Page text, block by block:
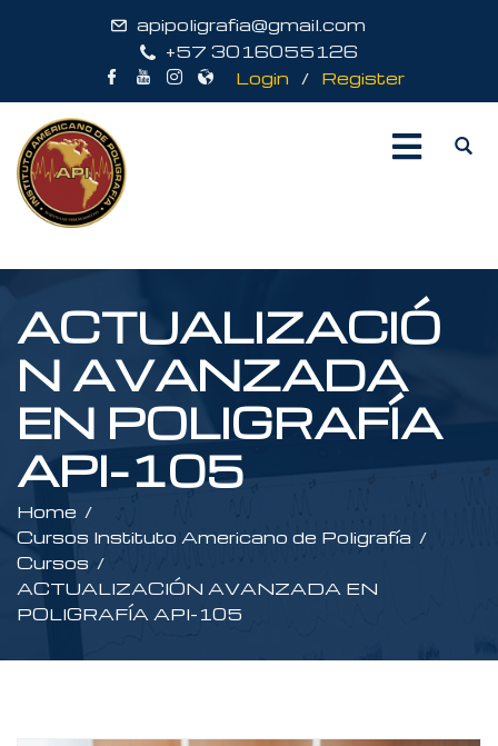
apipoligrafia@gmail.com
+57 3016055126
Login
/ Register
ACTUALIZACIÓ
N AVANZADA
EN POLIGRAFÍA
API-105
Home
Cursos Instituto Americano de Poligrafía
Cursos
ACTUALIZACIÓN AVANZADA EN
POLIGRAFÍA API-105